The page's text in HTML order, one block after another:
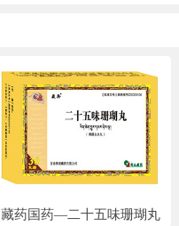
藏药国药—二十五味珊瑚丸